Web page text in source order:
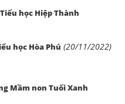
học Hiệp Thành
học Hòa Phú (20/11/2022)
Mầm non Tuổi Xanh